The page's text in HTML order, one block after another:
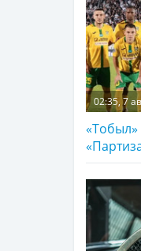
02:35, 7